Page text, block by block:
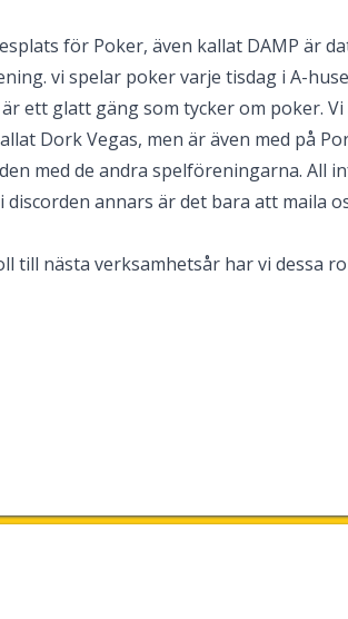
för Poker, även kallat DAMP är
vi spelar poker varje tisdag i A-
ett glatt gäng som tycker om poker.
Dork Vegas, men är även med på
med de andra spelföreningarna. All
annars är det bara att maila
till nästa verksamhetsår har vi dessa